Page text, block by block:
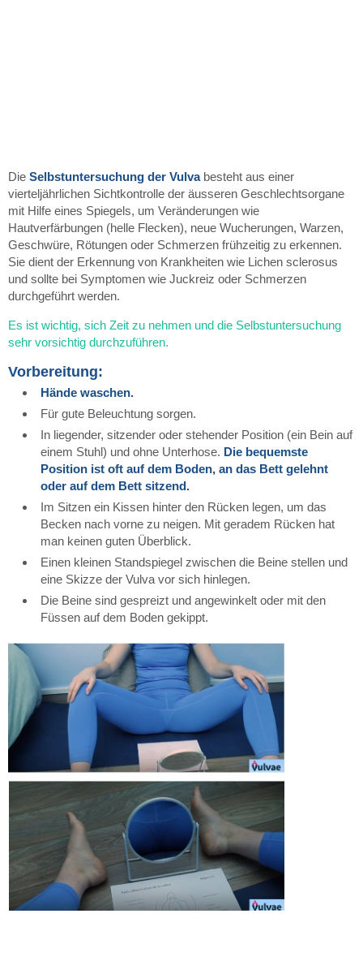
Die Selbstuntersuchung der Vulvabesteht aus einer
vierteljährlichen Sichtkontrolle der äusseren Geschlechtsorgane
mit Hilfe eines Spiegels, um Veränderungen wie
Hautverfärbungen (helle Flecken), neue Wucherungen, Warzen,
Geschwüre, Rötungen oder Schmerzen frühzeitig zu erkennen.
Sie dient der Erkennung von Krankheiten wie Lichen sclerosus
und sollte bei Symptomen wie Juckreiz oder Schmerzen
durchgeführt werden.
Es ist wichtig, sich Zeit zu nehmen und die Selbstuntersuchung
sehr vorsichtig durchzuführen.
Vorbereitung:
Hände waschen.
Für gute Beleuchtung sorgen.
In liegender, sitzender oder stehender Position (ein Bein auf
einem Stuhl) und ohne Unterhose. Die bequemste
Position ist oft auf dem Boden, an das Bett gelehnt
oder auf dem Bett sitzend.
Im Sitzen ein Kissen hinter den Rücken legen, um das
Becken nach vorne zu neigen. Mit geradem Rücken hat
man keinen guten Überblick.
Einen kleinen Standspiegel zwischen die Beine stellen und
eine Skizze der Vulva vor sich hinlegen.
Die Beine sind gespreizt und angewinkelt oder mit den
Füssen auf dem Boden gekippt.